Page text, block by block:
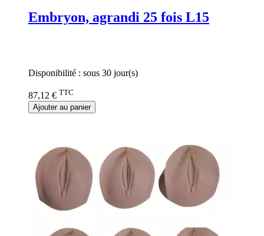
Embryon, agrandi 25 fois L15
Disponibilité : sous 30 jour(s)
87,12 € TTC
Ajouter au panier